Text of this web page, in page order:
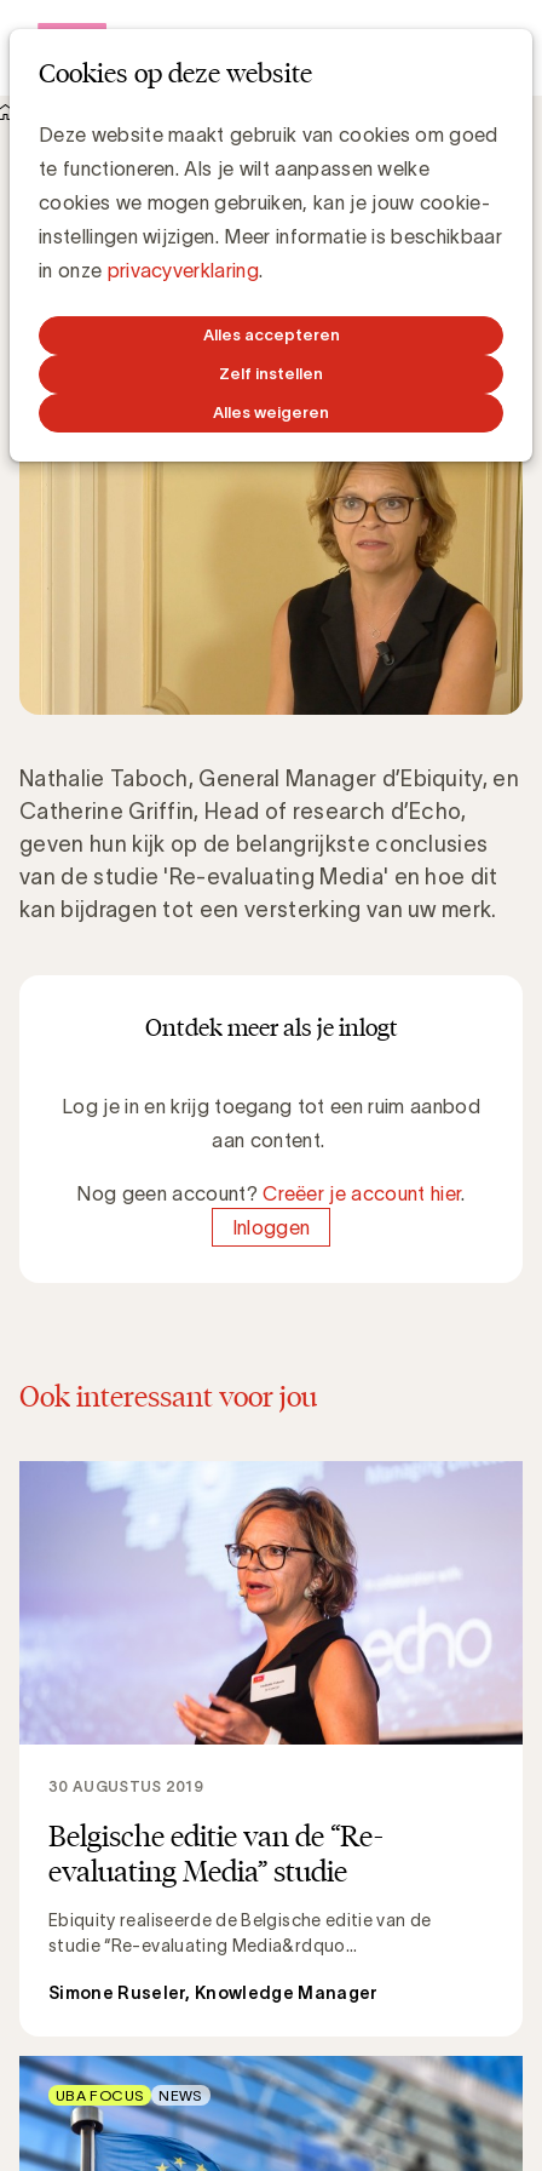
Cookies op deze website
Deze website maakt gebruik van cookies om goed
te functioneren. Als je wilt aanpassen welke
cookies we mogen gebruiken, kan je jouw cookie-
instellingen wijzigen. Meer informatie is beschikbaar
in onze privacyverklaring.
Alles accepteren
Zelf instellen
Alles weigeren
"Het is tijd om de media mix te
herbekijken"
16 SEPTEMBER 2019
Nathalie Taboch, General Manager d’Ebiquity, en
Catherine Griffin, Head of research d’Echo,
geven hun kijk op de belangrijkste conclusies
van de studie 'Re-evaluating Media' en hoe dit
kan bijdragen tot een versterking van uw merk.
Ontdek meer als je inlogt
Log je in en krijg toegang tot een ruim aanbod
aan content.
Nog geen account?Creëer je account hier.
Inloggen
Ook interessant voor jou
Belgische editie van de “Re-
evaluating Media” studie
Ebiquity realiseerde de Belgische editie van de
studie “Re-evaluating Media&rdquo...
30 AUGUSTUS 2019
Simone Ruseler, Knowledge Manager
UBA FOCUS NEWS